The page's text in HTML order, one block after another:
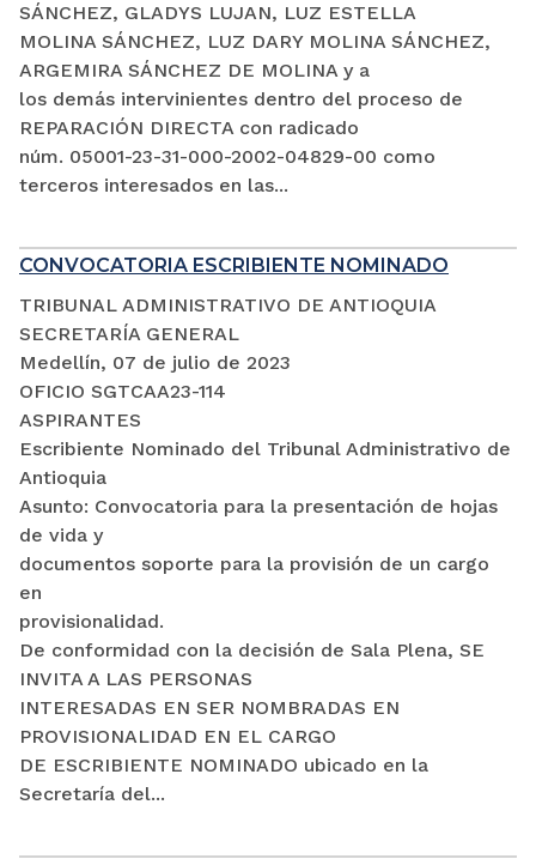
SÁNCHEZ, GLADYS LUJAN, LUZ ESTELLA
MOLINA SÁNCHEZ, LUZ DARY MOLINA SÁNCHEZ,
ARGEMIRA SÁNCHEZ DE MOLINA y a
los demás intervinientes dentro del proceso de
REPARACIÓN DIRECTA con radicado
núm. 05001-23-31-000-2002-04829-00 como
terceros interesados en las...
CONVOCATORIA ESCRIBIENTE NOMINADO
TRIBUNAL ADMINISTRATIVO DE ANTIOQUIA
SECRETARÍA GENERAL
Medellín, 07 de julio de 2023
OFICIO SGTCAA23-114
ASPIRANTES
Escribiente Nominado del Tribunal Administrativo de
Antioquia
Asunto: Convocatoria para la presentación de hojas
de vida y
documentos soporte para la provisión de un cargo
en
provisionalidad.
De conformidad con la decisión de Sala Plena, SE
INVITA A LAS PERSONAS
INTERESADAS EN SER NOMBRADAS EN
PROVISIONALIDAD EN EL CARGO
DE ESCRIBIENTE NOMINADO ubicado en la
Secretaría del...